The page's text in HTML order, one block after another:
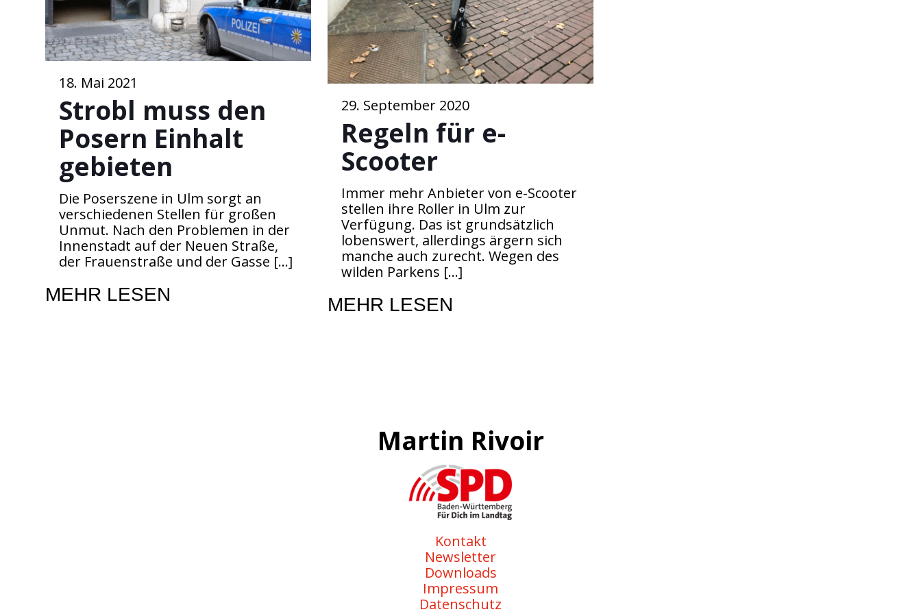
18. Mai 2021
Strobl muss den
Posern Einhalt
gebieten
Die Poserszene in Ulm sorgt an
verschiedenen Stellen für großen
Unmut. Nach den Problemen in der
Innenstadt auf der Neuen Straße,
der Frauenstraße und der Gasse […]
MEHR LESEN
29. September 2020
Regeln für e-
Scooter
Immer mehr Anbieter von e-Scooter
stellen ihre Roller in Ulm zur
Verfügung. Das ist grundsätzlich
lobenswert, allerdings ärgern sich
manche auch zurecht. Wegen des
wilden Parkens […]
MEHR LESEN
Martin Rivoir
Kontakt
Newsletter
Downloads
Impressum
Datenschutz